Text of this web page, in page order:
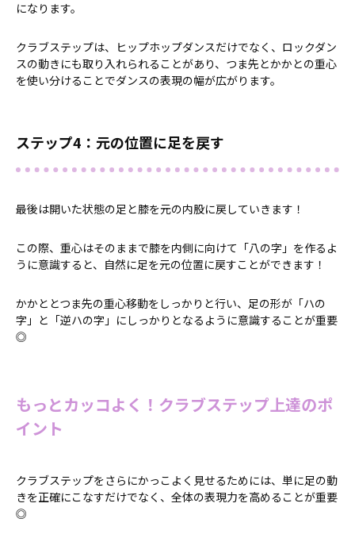
になります。
クラブステップは、ヒップホップダンスだけでなく、ロックダン
スの動きにも取り入れられることがあり、つま先とかかとの重心
を使い分けることでダンスの表現の幅が広がります。
ステップ4：元の位置に足を戻す
最後は開いた状態の足と膝を元の内股に戻していきます！
この際、重心はそのままで膝を内側に向けて「八の字」を作るよ
うに意識すると、自然に足を元の位置に戻すことができます！
かかととつま先の重心移動をしっかりと行い、足の形が「ハの
字」と「逆ハの字」にしっかりとなるように意識することが重要
◎
もっとカッコよく！クラブステップ上達のポ
イント
クラブステップをさらにかっこよく見せるためには、単に足の動
きを正確にこなすだけでなく、全体の表現力を高めることが重要
◎